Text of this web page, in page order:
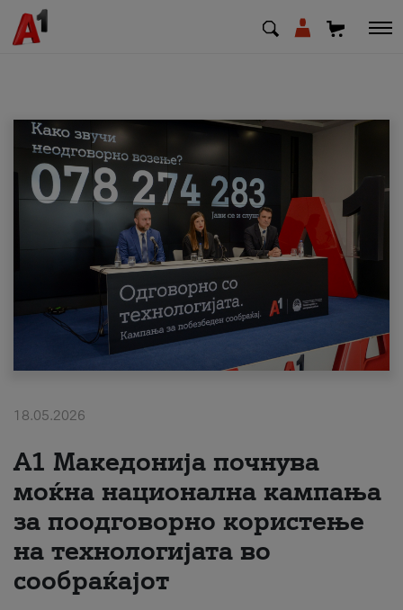
МК EN SQ
Деловни
Поддршка
Надополни кредит
#ПодобарОнлајн
18.05.2026
A1 Македонија почнува
моќна национална кампања
за поодговорно користење
на технологијата во
сообраќајот